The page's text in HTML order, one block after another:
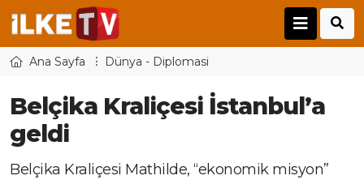
Ana Sayfa Dünya - Diplomasi
Belçika Kraliçesi İstanbul’a
geldi
Belçika Kraliçesi Mathilde, “ekonomik misyon”